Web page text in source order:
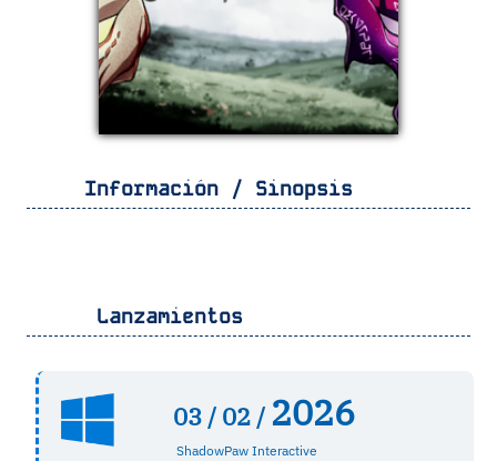
Información / Sinopsis
Lanzamientos
03 / 02 / 2026
ShadowPaw Interactive